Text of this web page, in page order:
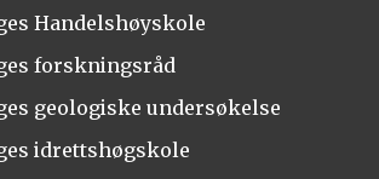
Handelshøyskole
forskningsråd
geologiske undersøkelse
idrettshøgskole